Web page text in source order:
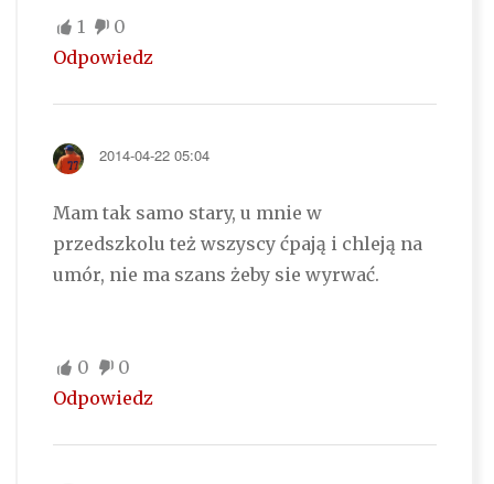
1
0
Odpowiedz
2014-04-22 05:04
Mam tak samo stary, u mnie w
przedszkolu też wszyscy ćpają i chleją na
umór, nie ma szans żeby sie wyrwać.
0
0
Odpowiedz